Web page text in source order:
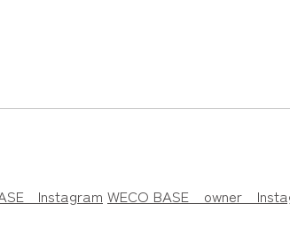
Instagram WECO BASE owner